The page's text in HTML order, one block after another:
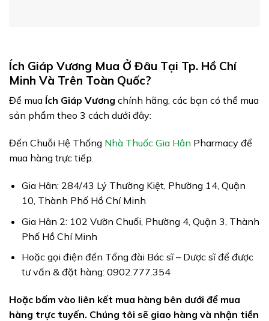
Ích Giáp Vương Mua Ở Đâu Tại Tp. Hồ Chí
Minh Và Trên Toàn Quốc?
Để mua Ích Giáp Vương chính hãng, các bạn có thể mua
sản phẩm theo 3 cách dưới đây:
Đến Chuỗi Hệ Thống Nhà Thuốc Gia Hân Pharmacy để
mua hàng trực tiếp.
Gia Hân: 284/43 Lý Thường Kiệt, Phường 14, Quận
10, Thành Phố Hồ Chí Minh
Gia Hân 2: 102 Vườn Chuối, Phường 4, Quận 3, Thành
Phố Hồ Chí Minh
Hoặc gọi điện đến Tổng đài Bác sĩ – Dược sĩ để được
tư vấn & đặt hàng: 0902.777.354
Hoặc bấm vào liên kết mua hàng bên dưới để mua
hàng trực tuyến. Chúng tôi sẽ giao hàng và nhận tiền